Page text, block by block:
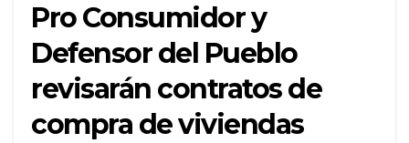
Pro Consumidor y
Defensor del Pueblo
revisarán contratos de
compra de viviendas